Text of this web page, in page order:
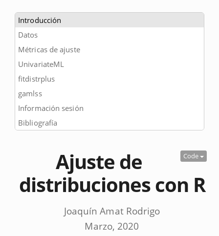
Introducción
Datos
Métricas de ajuste
UnivariateML
fitdistrplus
gamlss
Información sesión
Bibliografía
Code
Ajuste de
distribuciones con R
Joaquín Amat Rodrigo
Marzo, 2020